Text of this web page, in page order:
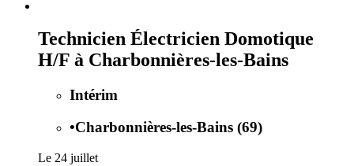
Technicien Électricien Domotique
H/F à Charbonnières-les-Bains
Intérim
•Charbonnières-les-Bains (69)
Le 24 juillet